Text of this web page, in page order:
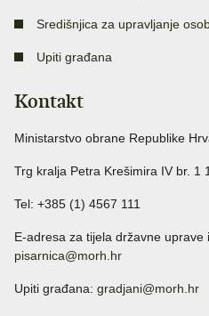
Središnjica za upravljanje
Upiti građana
Kontakt
Ministarstvo obrane Republike
Trg kralja Petra Krešimira IV br. 1
Tel: +385 (1) 4567 111
E-adresa za tijela državne uprave
pisarnica@morh.hr
Upiti građana: gradjani@morh.hr